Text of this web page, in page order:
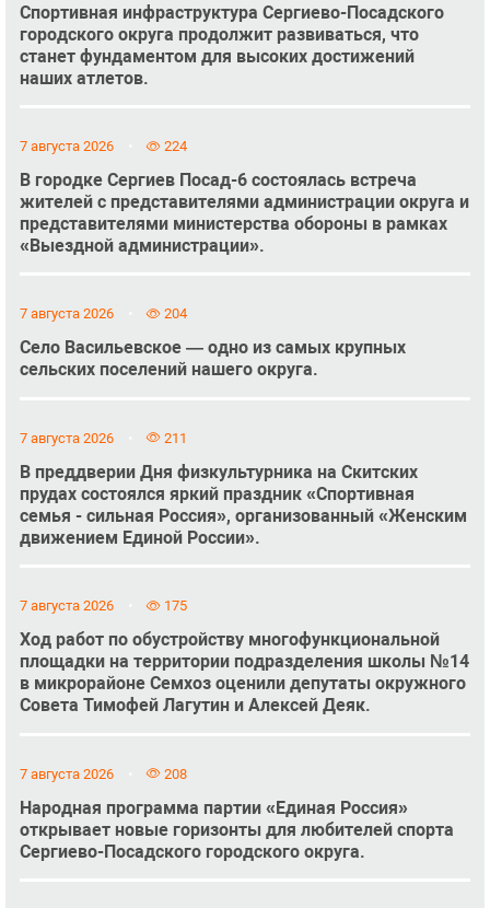
Спортивная инфраструктура Сергиево-Посадского
городского округа продолжит развиваться, что
станет фундаментом для высоких достижений
наших атлетов.
7 августа 2026 224
В городке Сергиев Посад-6 состоялась встреча
жителей с представителями администрации округа и
представителями министерства обороны в рамках
«Выездной администрации».
7 августа 2026 204
Село Васильевское — одно из самых крупных
сельских поселений нашего округа.
7 августа 2026 211
В преддверии Дня физкультурника на Скитских
прудах состоялся яркий праздник «Спортивная
семья - сильная Россия», организованный «Женским
движением Единой России».
7 августа 2026 175
Ход работ по обустройству многофункциональной
площадки на территории подразделения школы №14
в микрорайоне Семхоз оценили депутаты окружного
Совета Тимофей Лагутин и Алексей Деяк.
7 августа 2026 208
Народная программа партии «Единая Россия»
открывает новые горизонты для любителей спорта
Сергиево-Посадского городского округа.